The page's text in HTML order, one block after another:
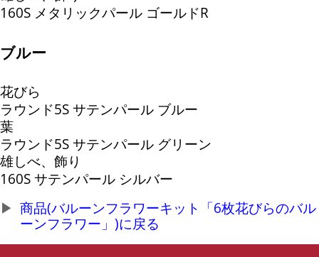
160S メタリックパール ゴールドR
ブルー
花びら
ラウンド5S サテンパール ブルー
葉
ラウンド5S サテンパール グリーン
雄しべ、飾り
160S サテンパール シルバー
商品(バルーンフラワーキット「6枚花びらのバル
ーンフラワー」)に戻る